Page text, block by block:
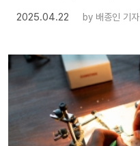
2025.04.22
by 배종인 기자